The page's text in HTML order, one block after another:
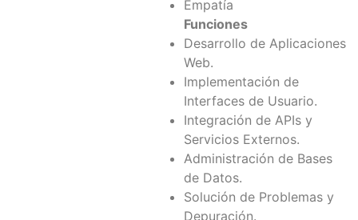
Empatía
Funciones
Desarrollo de Aplicaciones
Web.
Implementación de
Interfaces de Usuario.
Integración de APIs y
Servicios Externos.
Administración de Bases
de Datos.
Solución de Problemas y
Depuración.